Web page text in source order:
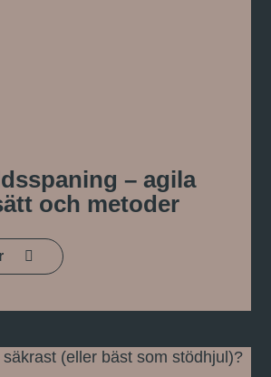
– agila
och metoder